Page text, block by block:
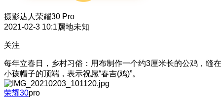
摄影达人 荣耀30 Pro
2021-02-3 10:17属地未知
关注
每年立春日，乡村习俗：用布制作一个约3厘米长的公鸡，缝在
小孩帽子的顶端，表示祝愿“春吉(鸡)”。
荣耀30pro